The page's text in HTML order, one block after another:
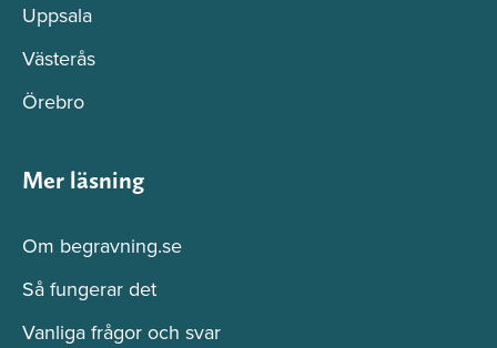
Uppsala
Västerås
Örebro
Mer läsning
Om begravning.se
Så fungerar det
Vanliga frågor och svar